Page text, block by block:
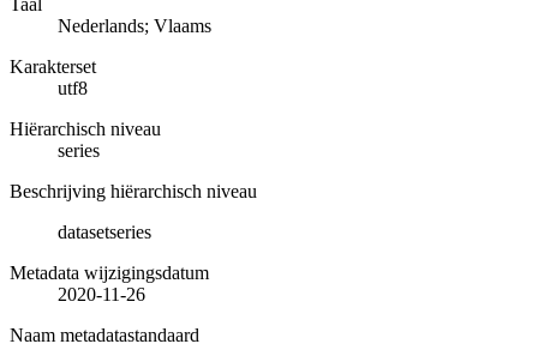
Nederlands; Vlaams
Karakterset
utf8
Hiërarchisch niveau
series
Beschrijving hiërarchisch niveau
datasetseries
Metadata wijzigingsdatum
2020-11-26
Naam metadatastandaard